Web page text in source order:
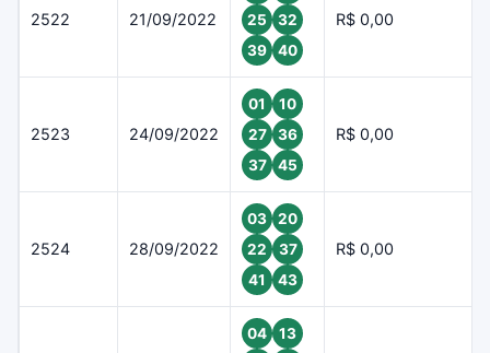
2522 21/09/2022
25
32
39
40
R$ 0,00
2523 24/09/2022
01
10
27
36
37
45
R$ 0,00
2524 28/09/2022
03
20
22
37
41
43
R$ 0,00
04
13